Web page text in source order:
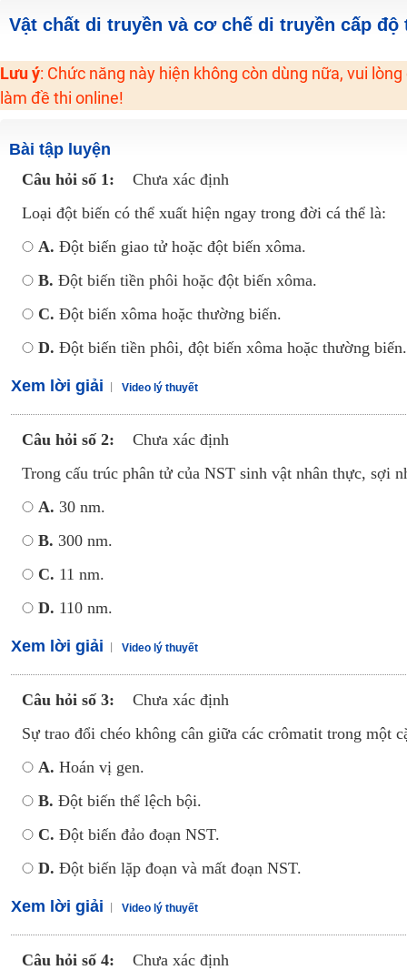
Khuyến Mãi Khoá Học 1K Chỉ Từ 11-13/09/2024
Đồng giá khóa học 499K - 399K (13/11-15/11)
Khai giảng khóa Ngữ văn 7 - xây nền vững chắc cho tương lai!
Luyện thi vào lớp 10 môn Toán, Văn, Hóa, Anh, Lý với giáo viên giỏi và nổi
Vật chất di truyền và cơ chế di truyền cấp độ
Lưu ý: Chức năng này hiện không còn dùng nữa, vui
làm đề thi online!
Bài tập luyện
Câu hỏi số 1:
Chưa xác định
Loại đột biến có thể xuất hiện ngay trong đời cá thể là:
A. Đột biến giao tử hoặc đột biến xôma.
B. Đột biến tiền phôi hoặc đột biến xôma.
C. Đột biến xôma hoặc thường biến.
D. Đột biến tiền phôi, đột biến xôma hoặc thường biến.
Xem lời giải Video lý thuyết
Câu hỏi số 2:
Chưa xác định
Trong cấu trúc phân tử của NST sinh vật nhân thực, sợi
A. 30 nm.
B. 300 nm.
C. 11 nm.
D. 110 nm.
Xem lời giải Video lý thuyết
Câu hỏi số 3:
Chưa xác định
Sự trao đổi chéo không cân giữa các crômatit trong một
A. Hoán vị gen.
B. Đột biến thể lệch bội.
C. Đột biến đảo đoạn NST.
D. Đột biến lặp đoạn và mất đoạn NST.
Xem lời giải Video lý thuyết
Câu hỏi số 4:
Chưa xác định